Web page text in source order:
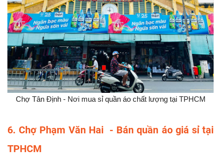
Chợ Tân Định - Nơi mua sỉ quần áo chất lượng tại TPHCM
6. Chợ Phạm Văn Hai - Bán quần áo giá sỉ tại
TPHCM